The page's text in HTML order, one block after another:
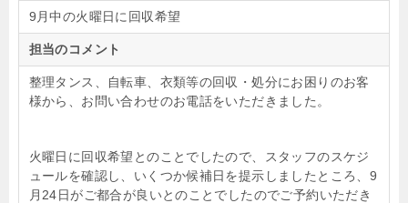
9月中の火曜日に回収希望
担当のコメント
整理タンス、自転車、衣類等の回収・処分にお困りのお客
様から、お問い合わせのお電話をいただきました。
火曜日に回収希望とのことでしたので、スタッフのスケジ
ュールを確認し、いくつか候補日を提示しましたところ、9
月24日がご都合が良いとのことでしたのでご予約いただき